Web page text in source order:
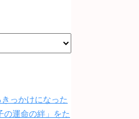
っかけになった
の運命の絆」をた